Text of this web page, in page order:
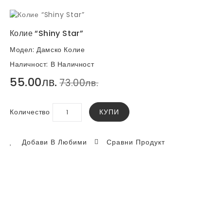
Колие “Shiny Star”
Модел: Дамско Колие
Наличност: В Наличност
55.00лв. 73.00лв.
Количество КУПИ
Добави В Любими Сравни Продукт